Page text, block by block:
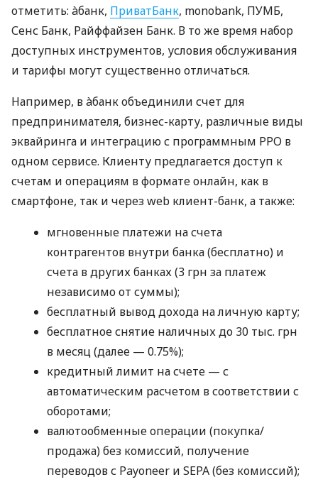
отметить: àбанк, ПриватБанк, monobank, ПУМБ,
Сенс Банк, Райффайзен Банк. В то же время набор
доступных инструментов, условия обслуживания
и тарифы могут существенно отличаться.
Например, в àбанк объединили счет для
предпринимателя, бизнес-карту, различные виды
эквайринга и интеграцию с программным РРО в
одном сервисе. Клиенту предлагается доступ к
счетам и операциям в формате онлайн, как в
смартфоне, так и через web клиент-банк, а также:
мгновенные платежи на счета
контрагентов внутри банка (бесплатно) и
счета в других банках (3 грн за платеж
независимо от суммы);
бесплатный вывод дохода на личную карту;
бесплатное снятие наличных до 30 тыс. грн
в месяц (далее — 0.75%);
кредитный лимит на счете — с
автоматическим расчетом в соответствии с
оборотами;
валютообменные операции (покупка/
продажа) без комиссий, получение
переводов с Payoneer и SEPA (без комиссий);